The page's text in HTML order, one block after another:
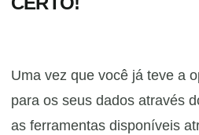
Uma vez que você já teve a
para os seus dados através
as ferramentas disponíveis